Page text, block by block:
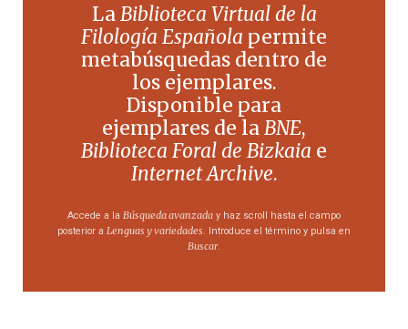
LaBiblioteca Virtual de la
Filología Española permite
metabúsquedas dentro de
los ejemplares.
Disponible para
ejemplares de laBNE,
Biblioteca Foral de Bizkaia e
Internet Archive.
Accede a la Búsqueda avanzada y haz scroll hasta el campo
posterior a Lenguas y variedades . Introduce el término y pulsa en
Buscar.